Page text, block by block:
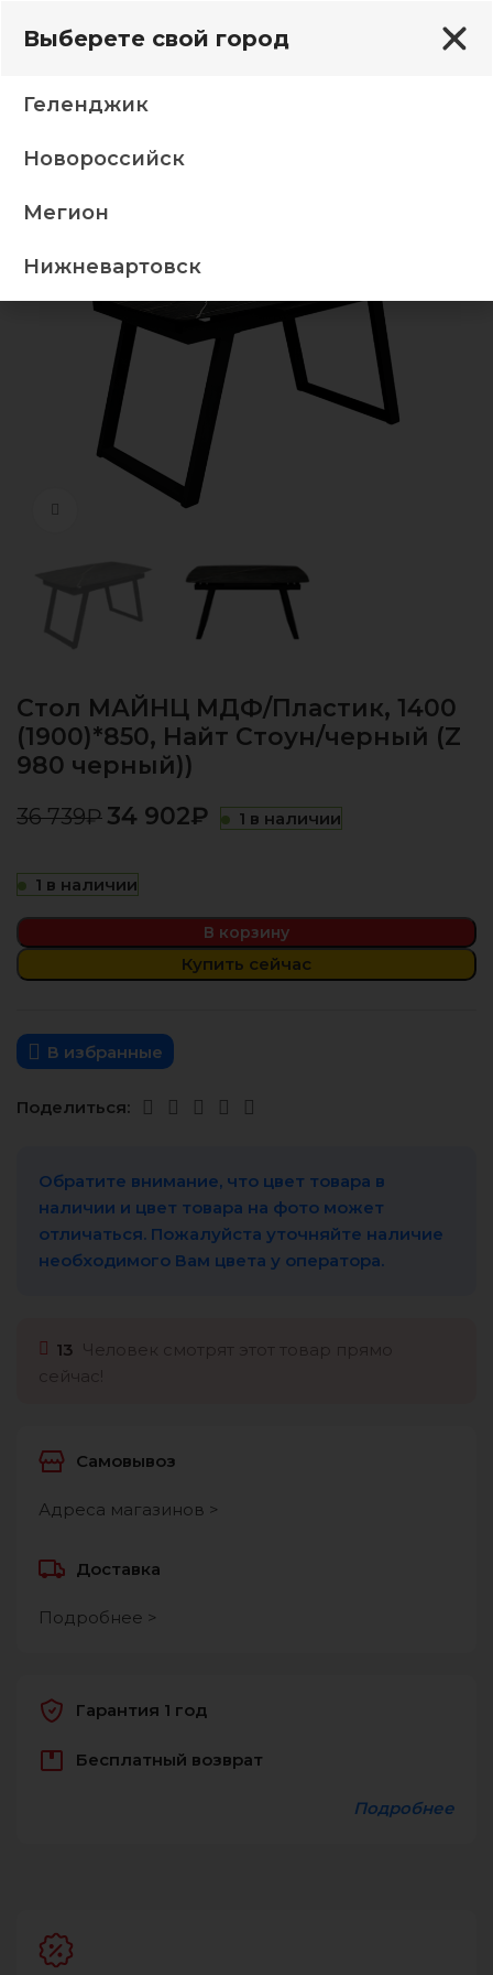
(1900)*850, Найт Стоун/черный (Z 980 черный))
Нажмите, чтобы увеличить
Стол МАЙНЦ МДФ/Пластик, 1400
(1900)*850, Найт Стоун/черный (Z
980 черный))
36 739₽ 34 902₽ 1 в наличии
1 в наличии
В корзину
Купить сейчас
В избранные
Поделиться:
Обратите внимание, что цвет товара в
наличии и цвет товара на фото может
отличаться. Пожалуйста уточняйте наличие
необходимого Вам цвета у оператора.
13
Самовывоз
Адреса магазинов >
Доставка
Подробнее >
Гарантия 1 год
Бесплатный возврат
Подробнее
Выберете свой город
Геленджик
Новороссийск
Мегион
Нижневартовск